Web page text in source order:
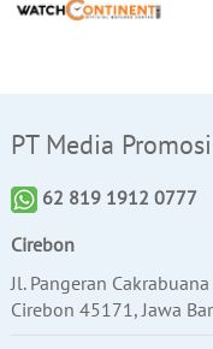
PT Media
62 819 1912 0777
Cirebon
Jl. Pangeran
Cirebon 45171, Jawa